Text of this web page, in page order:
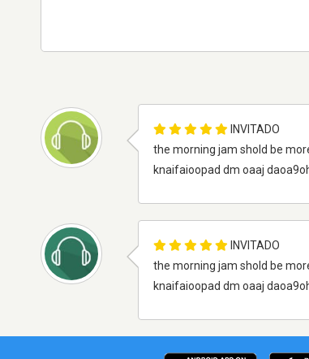
INVITADO
the morning jam shold be
knaifaioopad dm oaaj
INVITADO
the morning jam shold be
knaifaioopad dm oaaj